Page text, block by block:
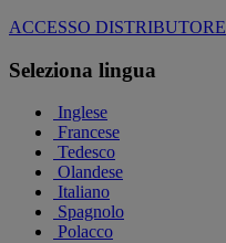
ACCESSO DISTRIBUTORE
Seleziona lingua
Inglese
Francese
Tedesco
Olandese
Italiano
Spagnolo
Polacco